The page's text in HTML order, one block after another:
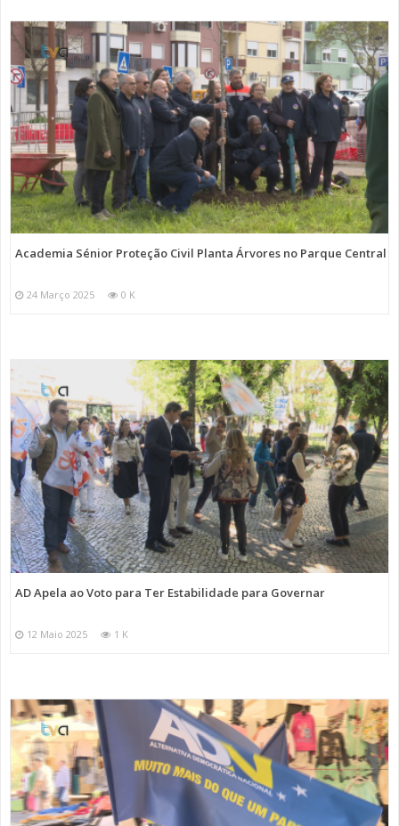
Academia Sénior Proteção Civil Planta Árvores no Parque Central
24 Março 2025 0 K
AD Apela ao Voto para Ter Estabilidade para Governar
12 Maio 2025 1 K